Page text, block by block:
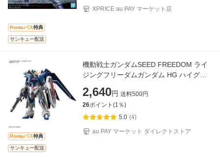
Pontaパス特典
サンキュー配送
XPRICE au PAY マーケット店
Pontaパス特典
サンキュー配送
機動戦士ガンダムSEED FREEDOM ライ
ジングフリーダムガンダム HG ハイグレ
プラ
2,640円 送料500円
26ポイント(1 ％)
5.0 (4)
au PAY マーケット ダイレクトストア